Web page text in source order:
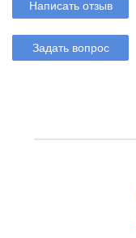
Написать отзыв
Задать вопрос